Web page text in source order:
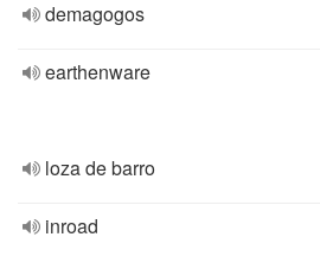
demagogos
earthenware
loza de barro
inroad